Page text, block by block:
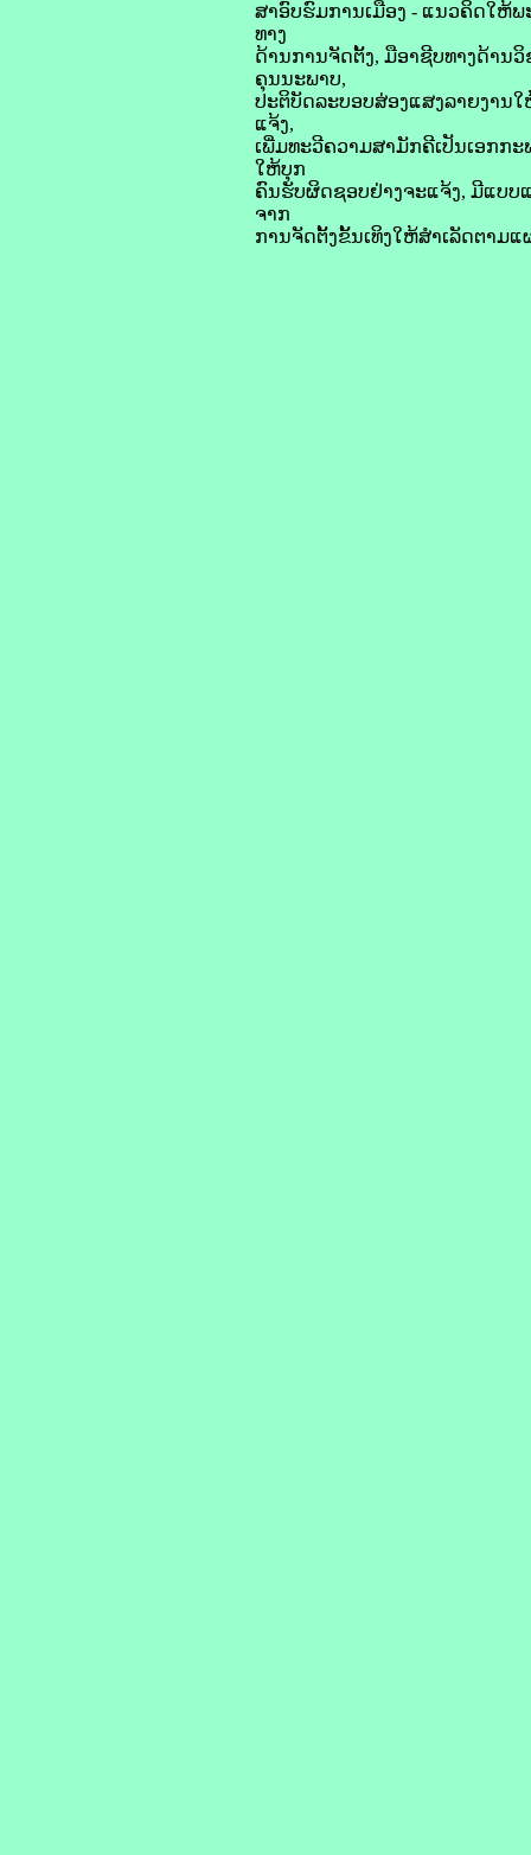
ສາອົບຮົມການເມືອງ - ແນວຄິດໃຫ້
ທາງ
ດ້ານການຈັດຕັ້ງ, ມືອາຊີບທາງດ້ານ
ຄຸນນະພາບ,
ປະຕິບັດລະບອບສ່ອງແສງລາຍງານ
ແຈ້ງ,
ເພີ່ມທະວີຄວາມສາມັກຄີເປັນເອກ
ໃຫ້ບຸກ
ຄົນຮັບຜິດຊອບຢ່າງຈະແຈ້ງ, ມີແບ
ຈາກ
ການຈັດຕັ້ງຂັ້ນເທິງໃຫ້ສຳເລັດຕາມ